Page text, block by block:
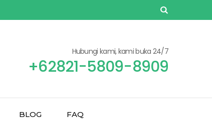
Hubungi kami, kami buka 24/7
+62821-5809-8909
BLOG FAQ